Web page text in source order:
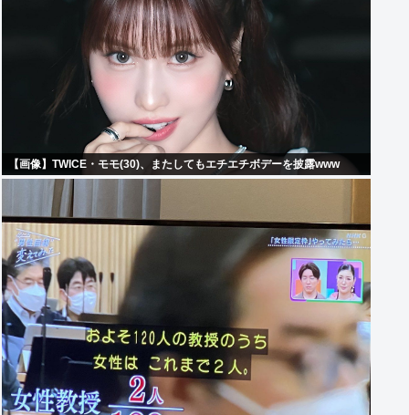
【画像】TWICE・モモ(30)、またしてもエチエチボデーを披露www